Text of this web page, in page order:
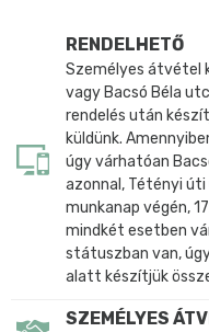
RENDELHETŐ
Személyes átvétel
vagy Bacsó Béla
rendelés után
küldünk.
úgy várhatóan
azonnal, Tétényi
munkanap végén,
mindkét esetben
státuszban van,
alatt készítjük
SZEMÉLYES